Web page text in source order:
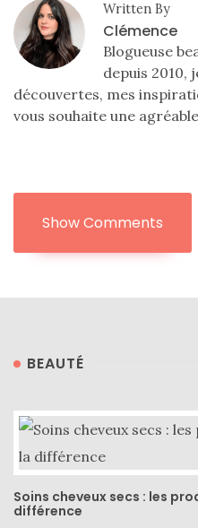
Written By
Clémence
Blogueuse
depuis 2010,
découvertes, mes
vous souhaite une
Show Comments
BEAUTÉ
Soins cheveux secs : les
différence